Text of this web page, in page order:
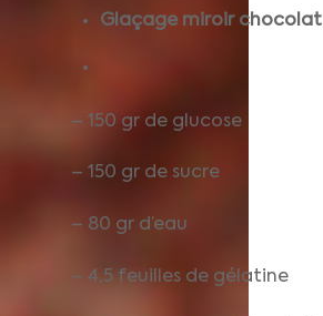
Glaçage miroir chocolat
– 150 gr de glucose
– 150 gr de sucre
– 80 gr d’eau
– 4,5 feuilles de gélatine